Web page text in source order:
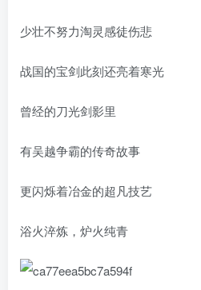
少壮不努力淘灵感徒伤悲
战国的宝剑此刻还亮着寒光
曾经的刀光剑影里
有吴越争霸的传奇故事
更闪烁着冶金的超凡技艺
浴火淬炼，炉火纯青